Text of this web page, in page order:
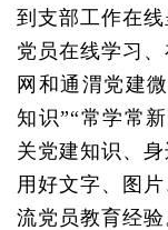
到支部工作在
党员在线学习
网和通渭党建
知识”“常学常
关党建知识、
用好文字、图
流党员教育经验